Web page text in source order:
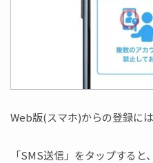
Web版(スマホ)からの登録に
「SMS送信」をタップする